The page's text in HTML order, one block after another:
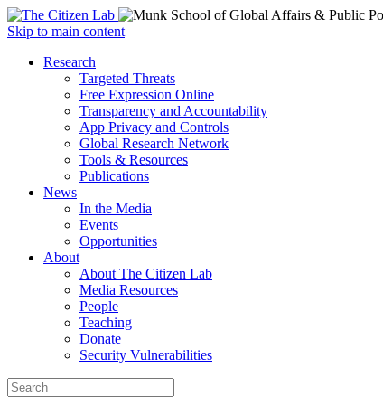
Open
menu
Skip to main content
Close
Research
Targeted Threats
Free Expression Online
Transparency and Accountability
App Privacy and Controls
Global Research Network
Tools & Resources
Publications
News
In the Media
Events
Opportunities
About
About The Citizen Lab
Media Resources
People
Teaching
Donate
Security Vulnerabilities